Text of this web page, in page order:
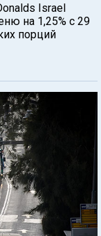
Israel
на 1,25% с 29
порций